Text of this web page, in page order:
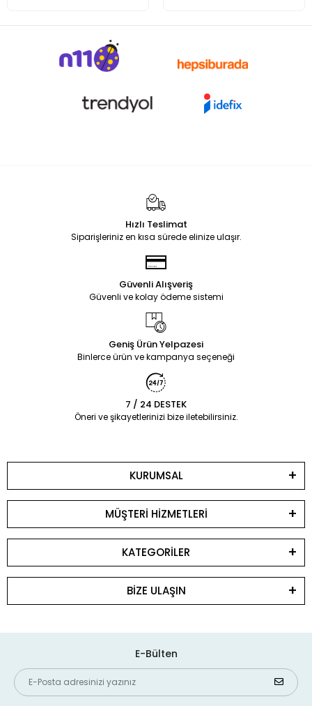
Hızlı Teslimat
Siparişleriniz en kısa sürede elinize ulaşır.
Güvenli Alışveriş
Güvenli ve kolay ödeme sistemi
Geniş Ürün Yelpazesi
Binlerce ürün ve kampanya seçeneği
7 / 24 DESTEK
Öneri ve şikayetlerinizi bize iletebilirsiniz.
KURUMSAL
MÜŞTERİ HİZMETLERİ
KATEGORİLER
BİZE ULAŞIN
E-Bülten